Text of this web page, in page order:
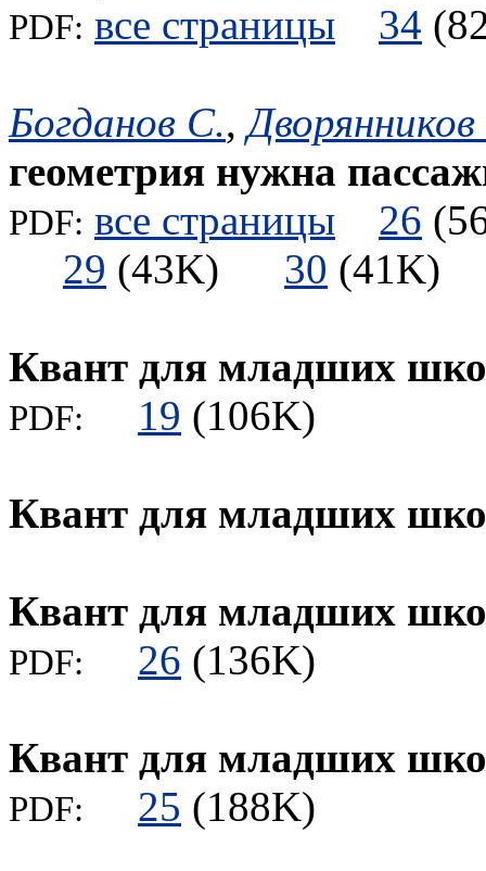
PDF: все страницы 34
Богданов С.,
геометрия нужна
PDF: все страницы 26
29 (43K) 30
Квант для младших
PDF: 19 (106K)
Квант для младших
Квант для младших
PDF: 26 (136K)
Квант для младших
PDF: 25 (188K)